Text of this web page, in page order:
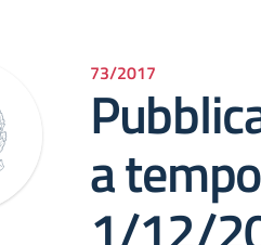
73/2017
a